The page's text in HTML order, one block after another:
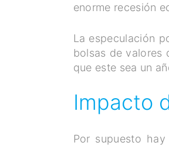
enorme recesión
La especulación
bolsas de valores
que este sea un
Impacto
Por supuesto